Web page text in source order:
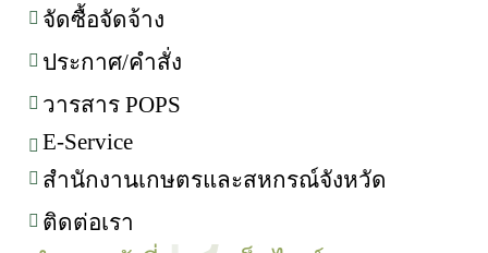
จัดซื้อจัดจ้าง
ประกาศ/คำสั่ง
วารสาร POPS
E-Service
สำนักงานเกษตรและสหกรณ์จังหวัด
ติดต่อเรา